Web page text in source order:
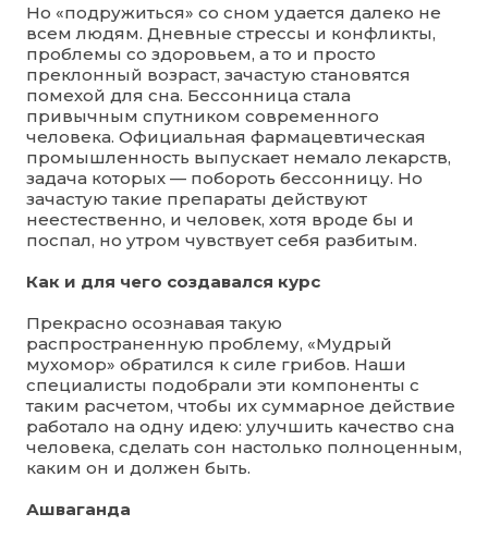
Но «подружиться» со сном удается далеко не
всем людям. Дневные стрессы и конфликты,
проблемы со здоровьем, а то и просто
преклонный возраст, зачастую становятся
помехой для сна. Бессонница стала
привычным спутником современного
человека. Официальная фармацевтическая
промышленность выпускает немало лекарств,
задача которых — побороть бессонницу. Но
зачастую такие препараты действуют
неестественно, и человек, хотя вроде бы и
поспал, но утром чувствует себя разбитым.
Как и для чего создавался курс
Прекрасно осознавая такую
распространенную проблему, «Мудрый
мухомор» обратился к силе грибов. Наши
специалисты подобрали эти компоненты с
таким расчетом, чтобы их суммарное действие
работало на одну идею: улучшить качество сна
человека, сделать сон настолько полноценным,
каким он и должен быть.
Ашваганда